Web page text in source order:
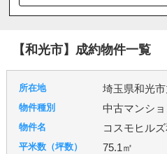
八潮市
北本市 吉川市
杉戸町
東松山市 松伏町
蕨市
上里町
日高市
鶴ヶ島市 加須市
羽生市
幸手市 北葛飾郡
【和光市】成約物件一覧
埼玉県和光
中古マンショ
コスモヒル
75.1㎡